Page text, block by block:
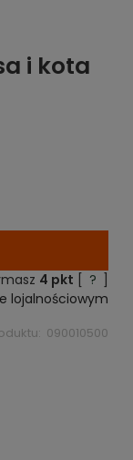
i kota
4 pkt ?
lojalnościowym
090010500